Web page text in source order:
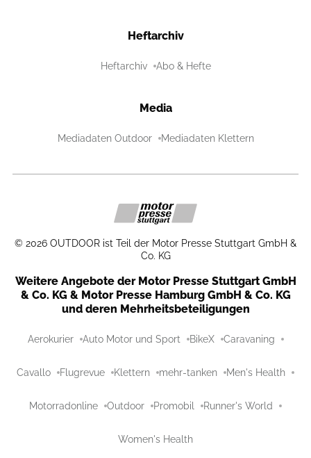
Heftarchiv
Heftarchiv Abo & Hefte
Media
Mediadaten Outdoor Mediadaten Klettern
© 2026 OUTDOOR ist Teil der Motor Presse Stuttgart GmbH &
Co. KG
Weitere Angebote der Motor Presse Stuttgart GmbH
& Co. KG & Motor Presse Hamburg GmbH & Co. KG
und deren Mehrheitsbeteiligungen
Aerokurier Auto Motor und Sport BikeX Caravaning
Cavallo Flugrevue Klettern mehr-tanken Men's Health
Motorradonline Outdoor Promobil Runner's World
Women's Health